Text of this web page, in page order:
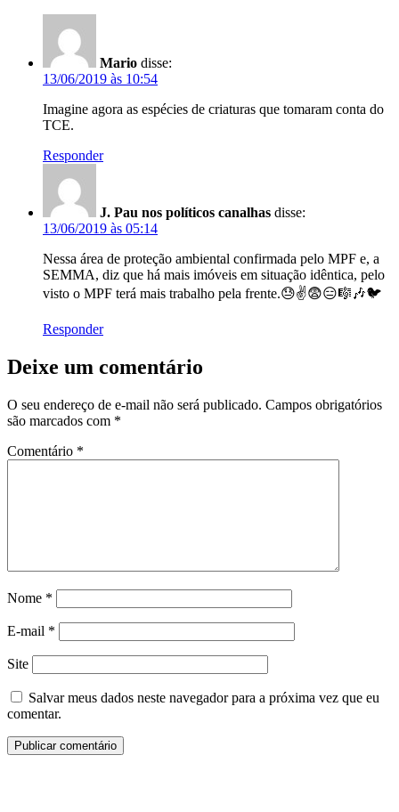
Mario disse:
13/06/2019 às 10:54
Imagine agora as espécies de criaturas que tomaram conta do
TCE.
Responder
J. Pau nos políticos canalhas disse:
13/06/2019 às 05:14
Nessa área de proteção ambiental confirmada pelo MPF e, a
SEMMA, diz que há mais imóveis em situação idêntica, pelo
visto o MPF terá mais trabalho pela frente.😓✌😨😑🎼🎶🐦
Responder
Deixe um comentário
O seu endereço de e-mail não será publicado. Campos obrigatórios
são marcados com *
Comentário *
Nome *
E-mail *
Site
Salvar meus dados neste navegador para a próxima vez que eu
comentar.